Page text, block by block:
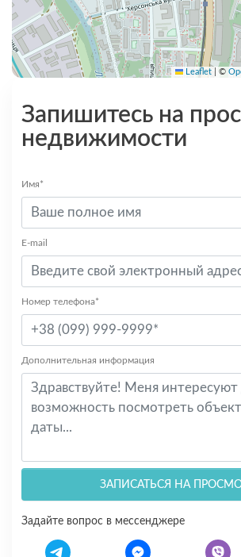
Leaflet ©
Запишитесь на
недвижимости
Имя*
E-mail
Номер телефона*
Дополнительная информация
ЗАПИСАТЬСЯ НА
Задайте вопрос в мессенджере